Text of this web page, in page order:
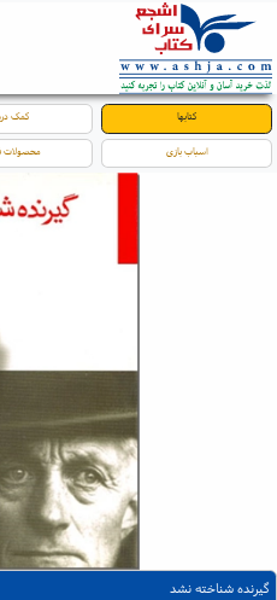
کتابها کمک
اسباب بازی محصولات
گیرنده شناخته نشد